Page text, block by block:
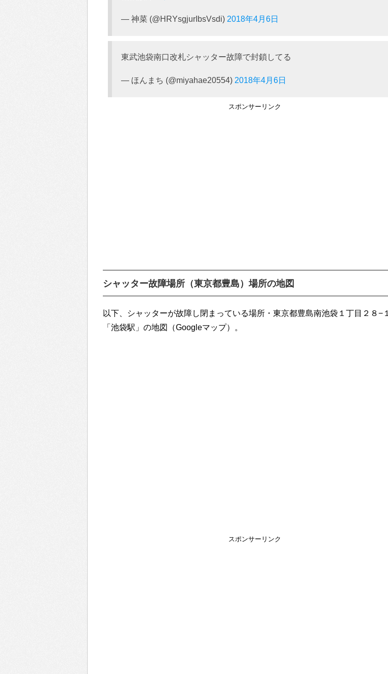
— 神菜 (@HRYsgjurIbsVsdi) 2018年4月6日
東武池袋南口改札シャッター故障で封鎖してる
— ほんまち (@miyahae20554) 2018年4月6日
スポンサーリンク
シャッター故障場所（東京都豊島）場所の地図
以下、シャッターが故障し閉まっている場所・東京都豊島南池袋１丁目２８−１
「池袋駅」の地図（Googleマップ）。
スポンサーリンク